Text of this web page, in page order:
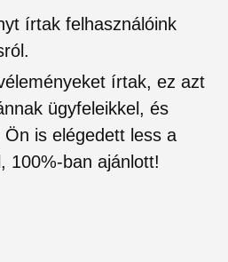
írtak felhasználóink
írtak, ez azt
ügyfeleikkel, és
Ön is elégedett less a
100%-ban ajánlott!